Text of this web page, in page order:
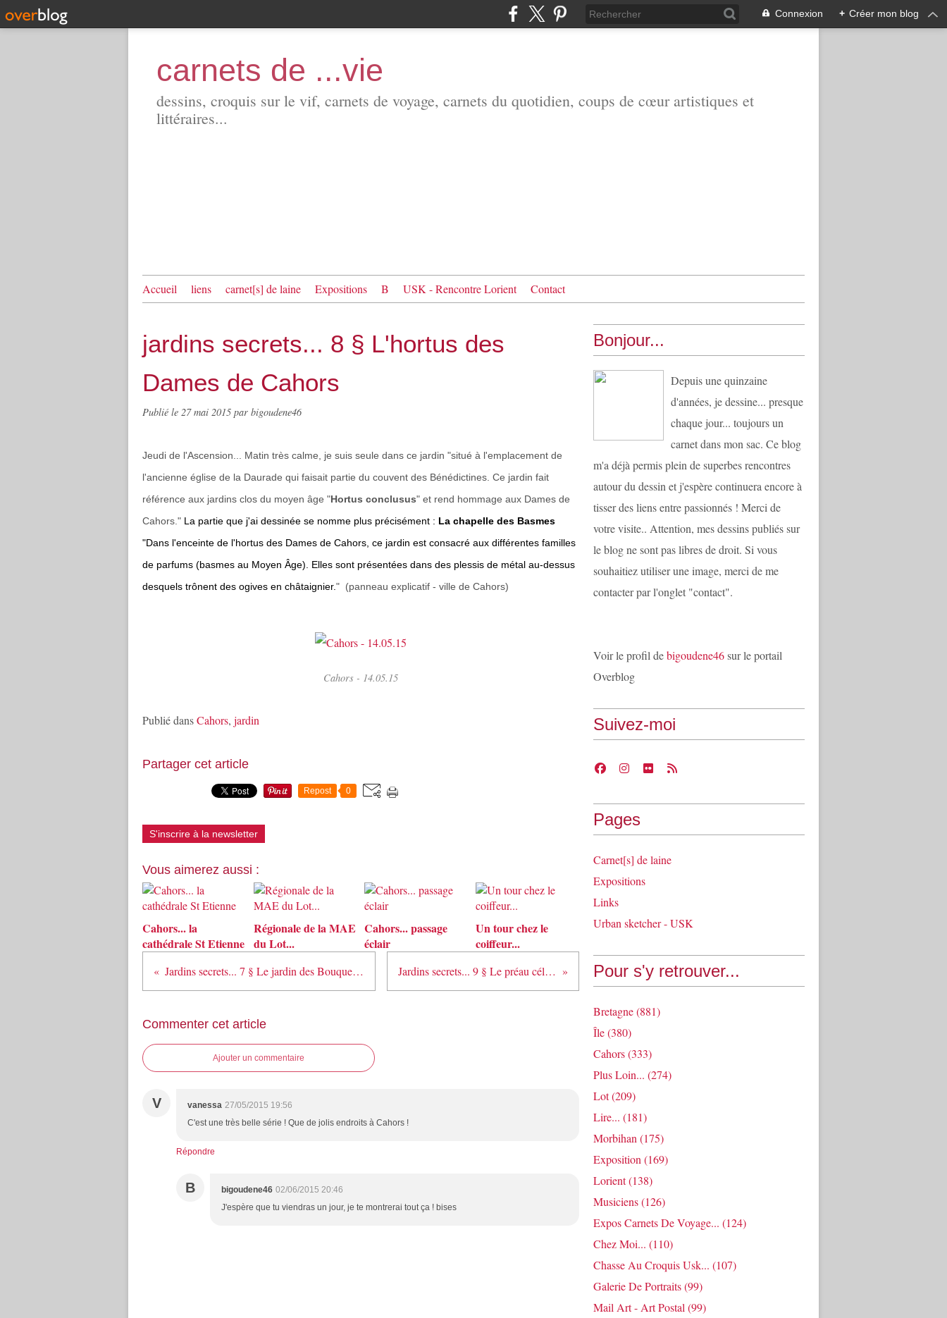
Connexion + Créer mon blog
carnets de ...vie
dessins, croquis sur le vif, carnets de voyage, carnets du quotidien, coups de cœur artistiques et
littéraires...
Accueil liens carnet[s] de laine Expositions B USK - Rencontre Lorient Contact
jardins secrets... 8 § L'hortus des
Dames de Cahors
Publié le 27 mai 2015 par bigoudene46
Jeudi de l'Ascension... Matin très calme, je suis seule dans ce jardin "situé à l'emplacement de
l'ancienne église de la Daurade qui faisait partie du couvent des Bénédictines. Ce jardin fait
référence aux jardins clos du moyen âge "Hortus conclusus" et rend hommage aux Dames de
Cahors." La partie que j'ai dessinée se nomme plus précisément : La chapelle des Basmes
"Dans l'enceinte de l'hortus des Dames de Cahors, ce jardin est consacré aux différentes familles
de parfums (basmes au Moyen Âge). Elles sont présentées dans des plessis de métal au-dessus
desquels trônent des ogives en châtaignier." (panneau explicatif - ville de Cahors)
Cahors - 14.05.15
Publié dansCahors, jardin
Partager cet article
Repost 0
S'inscrire à la newsletter
Vous aimerez aussi :
Cahors... la
cathédrale St Etienne
Régionale de la MAE
du Lot...
Cahors... passage
éclair
Un tour chez le
coiffeur...
Jardins secrets... 7 § Le jardin des Bouquetiers Jardins secrets... 9 § Le préau céleste
Commenter cet article
Ajouter un commentaire
V vanessa 27/05/2015 19:56
C'est une très belle série ! Que de jolis endroits à Cahors !
Répondre
B bigoudene46 02/06/2015 20:46
J'espère que tu viendras un jour, je te montrerai tout ça ! bises
Bonjour...
Depuis une quinzaine
d'années, je dessine... presque
chaque jour... toujours un
carnet dans mon sac. Ce blog
m'a déjà permis plein de superbes rencontres
autour du dessin et j'espère continuera encore à
tisser des liens entre passionnés ! Merci de
votre visite.. Attention, mes dessins publiés sur
le blog ne sont pas libres de droit. Si vous
souhaitiez utiliser une image, merci de me
contacter par l'onglet "contact".
Voir le profil debigoudene46sur le portail
Overblog
Suivez-moi
Pages
Carnet[s] de laine
Expositions
Links
Urban sketcher - USK
Pour s'y retrouver...
Bretagne(881)
Île(380)
Cahors(333)
Plus Loin... (274)
Lot(209)
Lire... (181)
Morbihan (175)
Exposition (169)
Lorient(138)
Musiciens(126)
Expos Carnets De Voyage... (124)
Chez Moi... (110)
Chasse Au Croquis Usk... (107)
Galerie De Portraits(99)
Mail Art - Art Postal (99)